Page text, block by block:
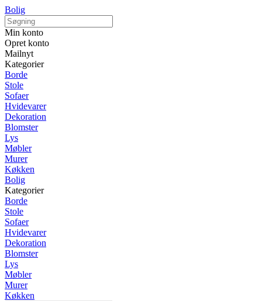
Bolig
Min konto
Opret konto
Mailnyt
Kategorier
Borde
Stole
Sofaer
Hvidevarer
Dekoration
Blomster
Lys
Møbler
Murer
Køkken
Bolig
Kategorier
Borde
Stole
Sofaer
Hvidevarer
Dekoration
Blomster
Lys
Møbler
Murer
Køkken